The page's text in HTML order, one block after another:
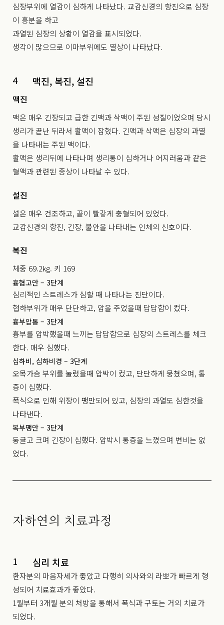
심장부위에 열감이 심하게 나타났다. 교감신경의 항진으로 심장
이 흥분을 하고
과열된 심장의 상황이 열감을 표시되었다.
생각이 많으므로 이마부위에도 열상이 나타났다.
4 맥진, 복진, 설진
맥진
맥은 매우 긴장되고 급한 긴맥과 삭맥이 주된 성질이었으며 당시
생리가 끝난 뒤라서 활맥이 잡혔다. 긴맥과 삭맥은 심장의 과열
을 나타내는 주된 맥이다.
활맥은 생리뒤에 나타나며 생리통이 심하거나 어지러움과 같은
혈액과 관련된 증상이 나타날 수 있다.
설진
설은 매우 건조하고, 끝이 빨갛게 충혈되어 있었다.
교감신경의 항진, 긴장, 불안을 나타내는 인체의 신호이다.
복진
체중 69.2kg. 키 169
흉협고만 – 3단계
심리적인 스트레스가 심할 때 나타나는 진단이다.
협하부위가 매우 단단하고, 압을 주었을때 답답함이 컸다.
흉부압통 – 3단계
흉부를 압박했을때 느끼는 답답함으로 심장의 스트레스를 체크
한다. 매우 심했다.
심하비, 심하비경 – 3단계
오목가슴 부위를 눌렀을때 압박이 컸고, 단단하게 뭉쳤으며, 통
증이 심했다.
폭식으로 인해 위장이 팽만되어 있고, 심장의 과열도 심한것을
나타낸다.
복부팽만 – 3단계
둥글고 크며 긴장이 심했다. 압박시 통증을 느꼈으며 변비는 없
었다.
자하연의 치료과정
1 심리 치료
환자분의 마음자세가 좋았고 다행히 의사와의 라뽀가 빠르게 형
성되어 치료효과가 좋았다.
1월부터 3개월 분의 처방을 통해서 폭식과 구토는 거의 치료가
되었다.